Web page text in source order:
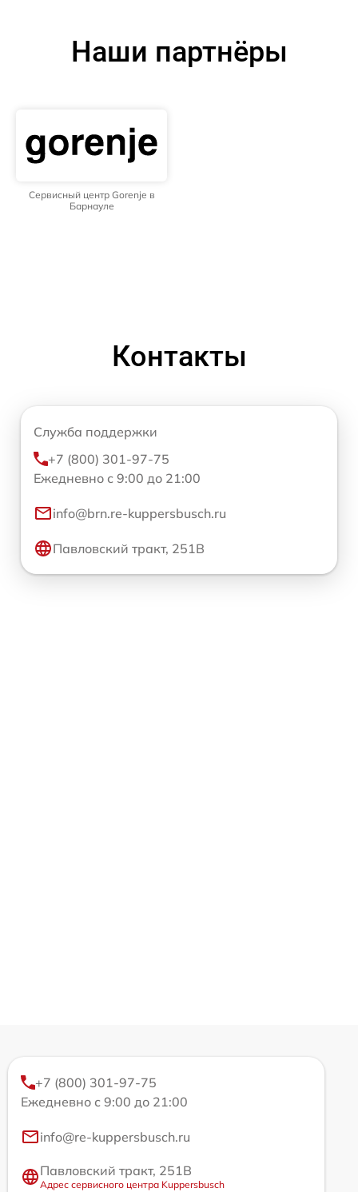
Наши партнёры
Сервисный центр Gorenje в
Барнауле
Контакты
Служба поддержки
+7 (800) 301-97-75
Ежедневно с 9:00 до 21:00
info@brn.re-kuppersbusch.ru
Павловский тракт, 251В
+7 (800) 301-97-75
Ежедневно с 9:00 до 21:00
info@re-kuppersbusch.ru
Павловский тракт, 251В
Адрес сервисного центра Kuppersbusch